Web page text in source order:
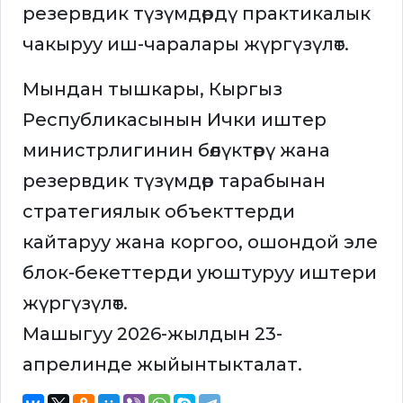
резервдик түзүмдөрдү практикалык
чакыруу иш-чаралары жүргүзүлөт.
Мындан тышкары, Кыргыз
Республикасынын Ички иштер
министрлигинин бөлүктөрү жана
резервдик түзүмдөр тарабынан
стратегиялык объекттерди
кайтаруу жана коргоо, ошондой эле
блок-бекеттерди уюштуруу иштери
жүргүзүлөт.
Машыгуу 2026-жылдын 23-
апрелинде жыйынтыкталат.